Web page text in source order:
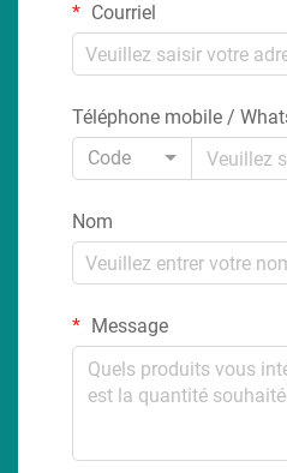
Courriel
Téléphone mobile /
Code
Nom
Message